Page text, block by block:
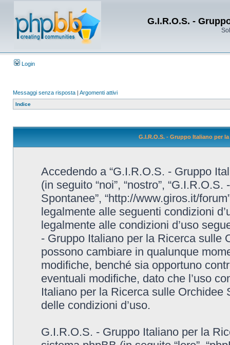
G.I.R.O.S. -
Login
Messaggi senza risposta | Argomenti attivi
Indice
G.I.R.O.S. - Gruppo Italiano per
Accedendo a “G.I.R.O.S. - Gruppo
(in seguito “noi”, “nostro”,
Spontanee”, “http://www.giros.it/
legalmente alle seguenti condizioni
legalmente alle condizioni d’uso
- Gruppo Italiano per la Ricerca sulle
possono cambiare in qualunque
modifiche, benché sia opportuno
eventuali modifiche, dato che l’uso
Italiano per la Ricerca sulle Orchidee
delle condizioni d’uso.
G.I.R.O.S. - Gruppo Italiano per la